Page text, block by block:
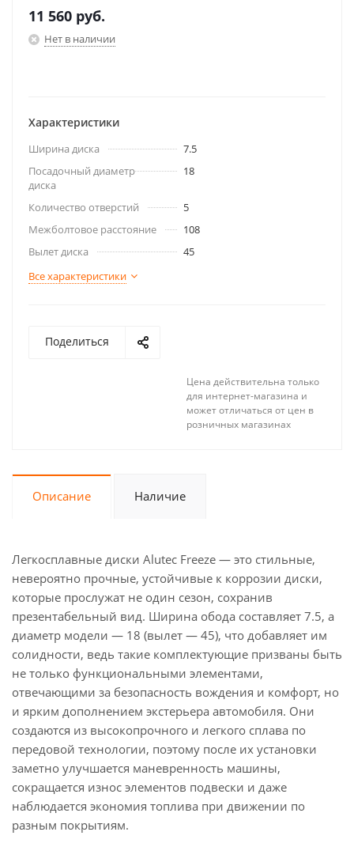
11 560 руб.
Нет в наличии
Характеристики
Ширина диска
7.5
Посадочный диаметр
диска
18
Количество отверстий
5
Межболтовое расстояние
108
Вылет диска
45
Все характеристики
Поделиться
Цена действительна только
для интернет-магазина и
может отличаться от цен в
розничных магазинах
Описание Наличие
Легкосплавные диски Alutec Freeze — это стильные,
невероятно прочные, устойчивые к коррозии диски,
которые прослужат не один сезон, сохранив
презентабельный вид. Ширина обода составляет 7.5, а
диаметр модели — 18 (вылет — 45), что добавляет им
солидности, ведь такие комплектующие призваны быть
не только функциональными элементами,
отвечающими за безопасность вождения и комфорт, но
и ярким дополнением экстерьера автомобиля. Они
создаются из высокопрочного и легкого сплава по
передовой технологии, поэтому после их установки
заметно улучшается маневренность машины,
сокращается износ элементов подвески и даже
наблюдается экономия топлива при движении по
разным покрытиям.